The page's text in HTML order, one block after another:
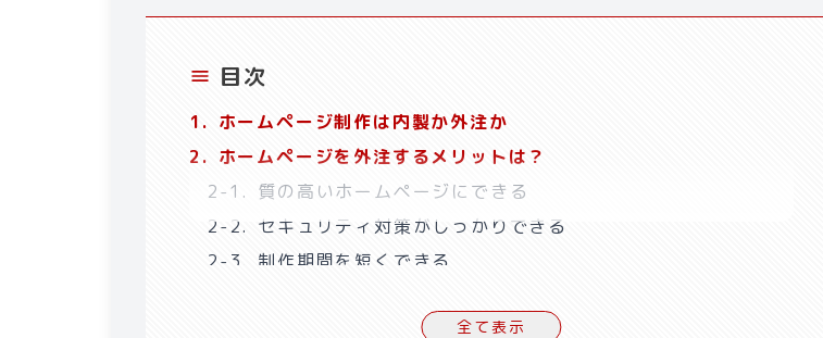
目次
1 . ホームページ制作は内製か外注か
2. ホームページを外注するメリットは？
2-1 . 質の高いホームページにできる
2-2. セキュリティ対策がしっかりできる
2-3
制作期間を短くできる
ホームページを外注するデメリットは？
全て表示